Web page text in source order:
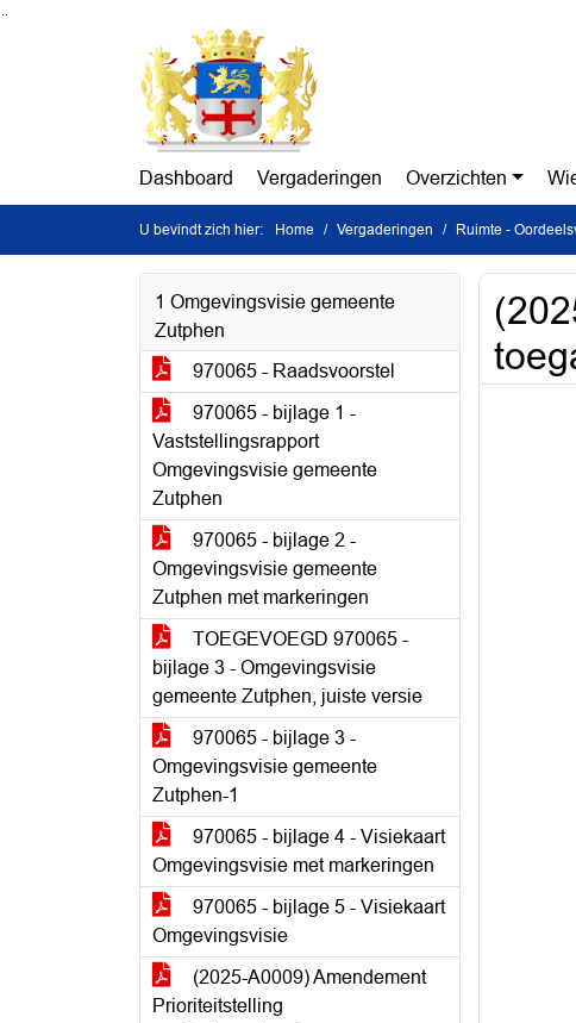
Ga naar de inhoud van deze pagina
Dashboard Vergaderingen Overzichten
U bevindt zich hier: Home Vergaderingen Ruimte -
1 Omgevingsvisie gemeente
Zutphen
970065 - Raadsvoorstel
970065 - bijlage 1 -
Vaststellingsrapport
Omgevingsvisie gemeente
Zutphen
970065 - bijlage 2 -
Omgevingsvisie gemeente
Zutphen met markeringen
TOEGEVOEGD 970065 -
bijlage 3 - Omgevingsvisie
gemeente Zutphen, juiste versie
970065 - bijlage 3 -
Omgevingsvisie gemeente
Zutphen-1
970065 - bijlage 4 - Visiekaart
Omgevingsvisie met markeringen
970065 - bijlage 5 - Visiekaart
Omgevingsvisie
(2025-A0009) Amendement
Prioriteitstelling